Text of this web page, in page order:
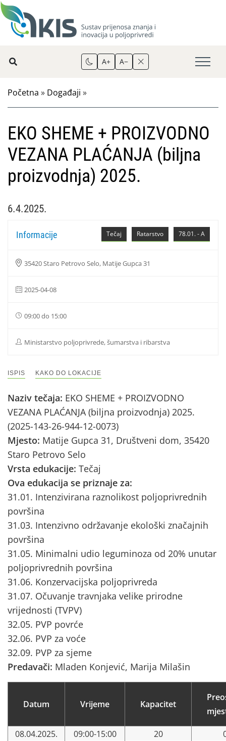
A+ A−
Početna » Događaji »
EKO SHEME + PROIZVODNO
VEZANA PLAĆANJA (biljna
proizvodnja) 2025.
6.4.2025.
78.01. - A
Ratarstvo
Tečaj
Informacije
35420 Staro Petrovo Selo, Matije Gupca 31
2025-04-08
09:00 do 15:00
Ministarstvo poljoprivrede, šumarstva i ribarstva
ISPIS KAKO DO LOKACIJE
Naziv tečaja: EKO SHEME + PROIZVODNO
VEZANA PLAĆANJA (biljna proizvodnja) 2025.
(2025-143-26-944-12-0073)
Mjesto: Matije Gupca 31, Društveni dom, 35420
Staro Petrovo Selo
Vrsta edukacije: Tečaj
Ova edukacija se priznaje za:
31.01. Intenzivirana raznolikost poljoprivrednih
površina
31.03. Intenzivno održavanje ekološki značajnih
površina
31.05. Minimalni udio leguminoza od 20% unutar
poljoprivrednih površina
31.06. Konzervacijska poljoprivreda
31.07. Očuvanje travnjaka velike prirodne
vrijednosti (TVPV)
32.05. PVP povrće
32.06. PVP za voće
32.09. PVP za sjeme
Predavači: Mladen Konjević, Marija Milašin
Datum Vrijeme Kapacitet
08.04.2025. 09:00-15:00 20